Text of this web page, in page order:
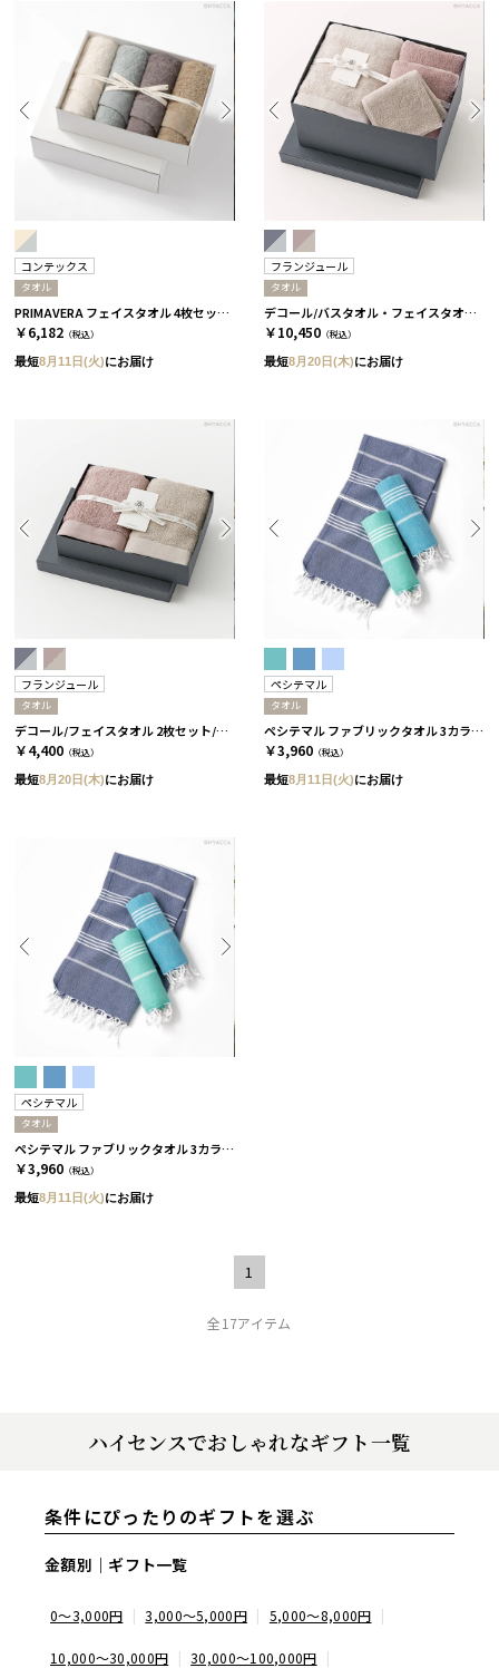
コンテックス
タオル
PRIMAVERA フェイスタオル 4枚セット［コンテックス］
￥6,182 （税込）
最短8月11日(火)にお届け
フランジュール
タオル
デコール/バスタオル・フェイスタオル・ミニタオル 4枚セット/2種類［フランジュール］ グリーロゼ＆グリ
￥10,450 （税込）
最短8月20日(木)にお届け
フランジュール
タオル
デコール/フェイスタオル 2枚セット/2種類［フランジュール］ グリーロゼ＆グリ
￥4,400 （税込）
最短8月20日(木)にお届け
ペシテマル
タオル
ペシテマル ファブリックタオル 3カラー コバルト
￥3,960 （税込）
最短8月11日(火)にお届け
ペシテマル
タオル
ペシテマル ファブリックタオル 3カラー アイスランド
￥3,960 （税込）
最短8月11日(火)にお届け
1
全17アイテム
ハイセンスでおしゃれなギフト一覧
条件にぴったりのギフトを選ぶ
金額別｜ギフト一覧
0～3,000円 3,000～5,000円 5,000～8,000円
10,000～30,000円 30,000～100,000円